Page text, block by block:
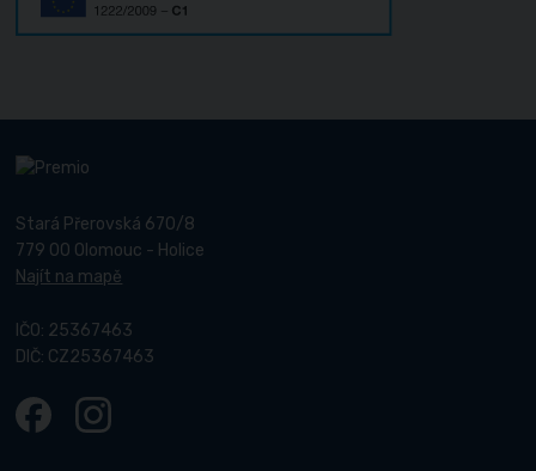
Stará Přerovská 670/8
779 00 Olomouc - Holice
Najít na mapě
IČO: 25367463
DIČ: CZ25367463